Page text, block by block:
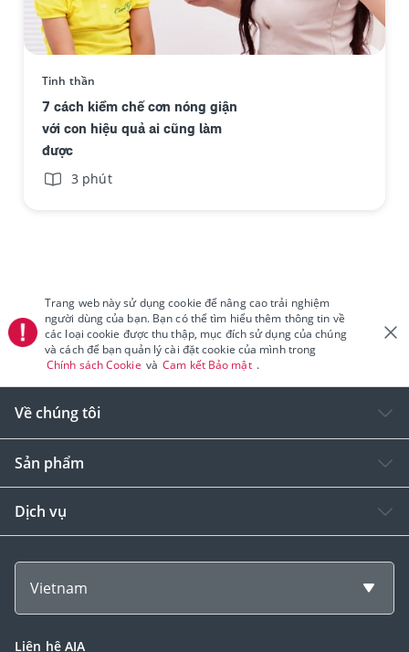
Tinh thần
7 cách kiềm chế cơn nóng giận
với con hiệu quả ai cũng làm
được
3 phút
Trang web này sử dụng cookie để nâng cao trải nghiệm
người dùng của bạn. Bạn có thể tìm hiểu thêm thông tin về
các loại cookie được thu thập, mục đích sử dụng của chúng
và cách để bạn quản lý cài đặt cookie của mình trong
Chính sách Cookie và Cam kết Bảo mật .
Về chúng tôi
Sản phẩm
Dịch vụ
Vietnam
Liên hệ AIA